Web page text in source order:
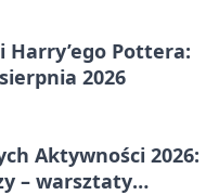
Harry’ego Pottera:
2026
Aktywności 2026:
– warsztaty